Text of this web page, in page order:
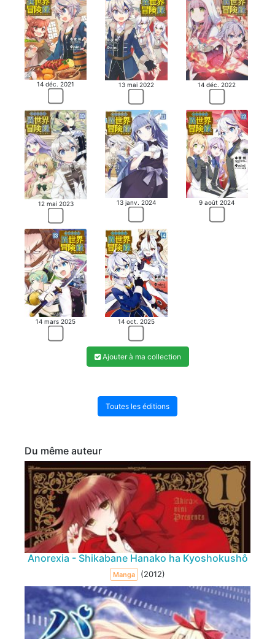
14 déc. 2021 13 mai 2022 14 déc. 2022
12 mai 2023 13 janv. 2024 9 août 2024
14 mars 2025 14 oct. 2025
Ajouter à ma collection
Toutes les éditions
Du même auteur
Anorexia - Shikabane Hanako ha Kyoshokushô
Manga (2012)